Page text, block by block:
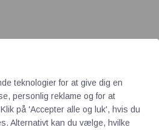
teknologier for at give dig en
personlig reklame og for at
på 'Accepter alle og luk', hvis du
Alternativt kan du vælge, hvilke